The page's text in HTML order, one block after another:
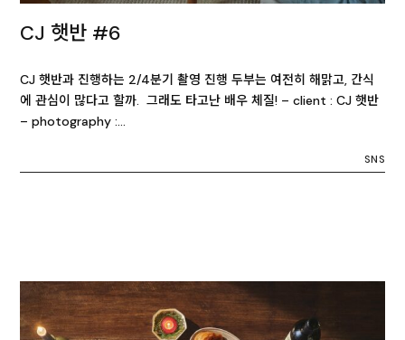
CJ 햇반 #6
CJ 햇반과 진행하는 2/4분기 촬영 진행 두부는 여전히 해맑고, 간식
에 관심이 많다고 할까. 그래도 타고난 배우 체질! – client : CJ 햇반
– photography :…
SNS